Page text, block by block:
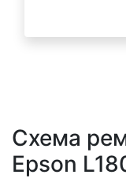
Схема
Epson